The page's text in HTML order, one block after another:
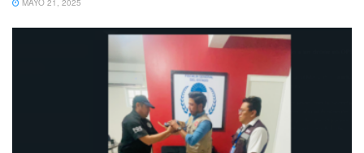
MAYO 21, 2025